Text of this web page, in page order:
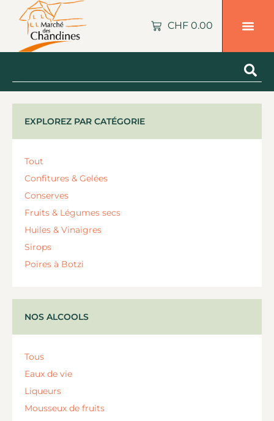
CHF0.00
EXPLOREZ PAR CATÉGORIE
Tout
Confitures & Gelées
Conserves
Fruits & Légumes secs
Huiles & Vinaigres
Sirops
Poires à Botzi
NOS ALCOOLS
Tous
Eaux de vie
Liqueurs
Mousseux de fruits